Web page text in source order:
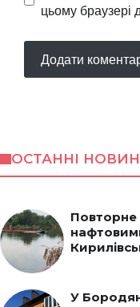
цьому браузері
ОСТАННІ
Повторне
У